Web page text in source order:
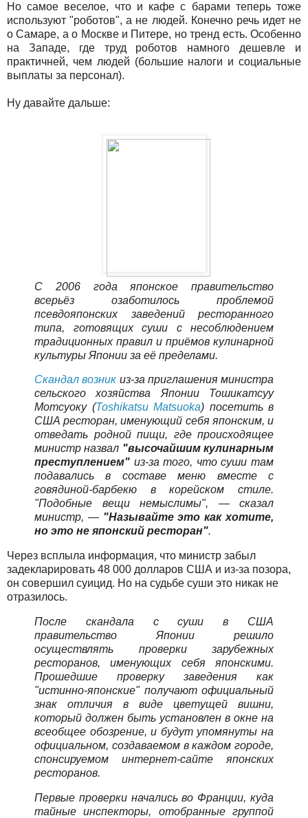
Но самое веселое, что и кафе с барами теперь тоже
используют "роботов", а не людей. Конечно речь идет не
о Самаре, а о Москве и Питере, но тренд есть. Особенно
на Западе, где труд роботов намного дешевле и
практичней, чем людей (большие налоги и социальные
выплаты за персонал).
Ну давайте дальше:
С 2006 года японское правительство
всерьёз озаботилось проблемой
псевдояпонских заведений ресторанного
типа, готовящих суши с несоблюдением
традиционных правил и приёмов кулинарной
культуры Японии за её пределами.
Скандал возник из-за приглашения министра
сельского хозяйства Японии Тошикатсуу
Мотсуоку (Toshikatsu Matsuoka) посетить в
США ресторан, именующий себя японским, и
отведать родной пищи, где происходящее
министр назвал "высочайшим кулинарным
преступлением" из-за того, что суши там
подавались в составе меню вместе с
говядиной-барбекю в корейском стиле.
"Подобные вещи немыслимы", — сказал
министр, — "Называйте это как хотите,
но это не японский ресторан".
Через всплыла информация, что министр забыл
задекларировать 48 000 долларов США и из-за позора,
он совершил суицид. Но на судьбе суши это никак не
отразилось.
После скандала с суши в США
правительство Японии решило
осуществлять проверки зарубежных
ресторанов, именующих себя японскими.
Прошедшие проверку заведения как
"истинно-японские" получают официальный
знак отличия в виде цветущей вишни,
который должен быть установлен в окне на
всеобщее обозрение, и будут упомянуты на
официальном, создаваемом в каждом городе,
спонсируемом интернет-сайте японских
ресторанов.
Первые проверки начались во Франции, куда
тайные инспекторы, отобранные группой